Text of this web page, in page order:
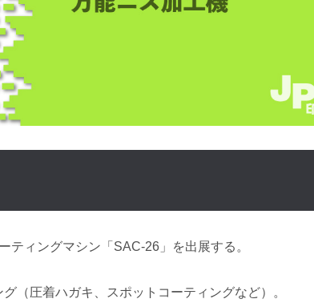
ティングマシン「SAC-26」を出展する。
（圧着ハガキ、スポットコーティングなど）。